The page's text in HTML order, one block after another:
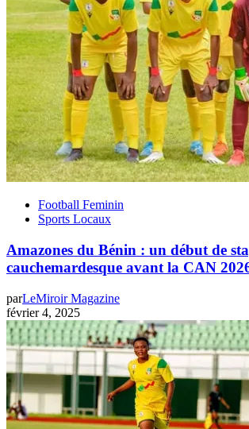
Football Feminin
Sports Locaux
Amazones du Bénin : un début de
cauchemardesque avant la CAN
parLeMiroir Magazine
février 4, 2025